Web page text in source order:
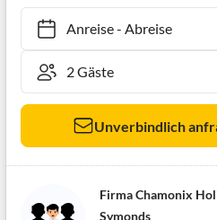
Anreise- Abreise
Unverbindlich
Firma Chamonix
Symonds